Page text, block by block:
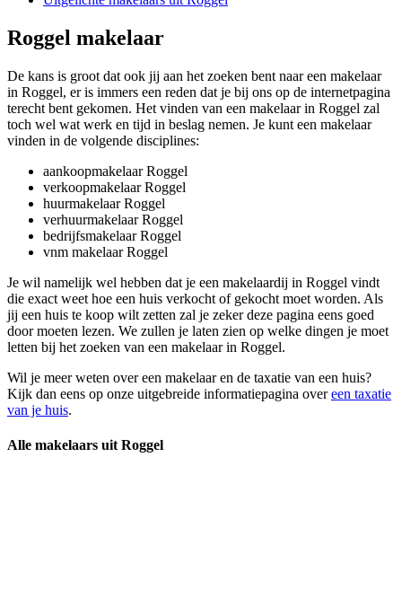
Roggel makelaar
De kans is groot dat ook jij aan het zoeken bent naar een makelaar
in Roggel, er is immers een reden dat je bij ons op de internetpagina
terecht bent gekomen. Het vinden van een makelaar in Roggel zal
toch wel wat werk en tijd in beslag nemen. Je kunt een makelaar
vinden in de volgende disciplines:
aankoopmakelaar Roggel
verkoopmakelaar Roggel
huurmakelaar Roggel
verhuurmakelaar Roggel
bedrijfsmakelaar Roggel
vnm makelaar Roggel
Je wil namelijk wel hebben dat je een makelaardij in Roggel vindt
die exact weet hoe een huis verkocht of gekocht moet worden. Als
jij een huis te koop wilt zetten zal je zeker deze pagina eens goed
door moeten lezen. We zullen je laten zien op welke dingen je moet
letten bij het zoeken van een makelaar in Roggel.
Wil je meer weten over een makelaar en de taxatie van een huis?
Kijk dan eens op onze uitgebreide informatiepagina overeen taxatie
van je huis.
Alle makelaars uit Roggel